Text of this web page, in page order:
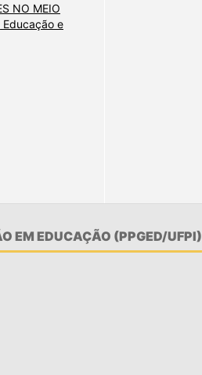
NO MEIO
e
EM EDUCAÇÃO (PPGED/UFPI)